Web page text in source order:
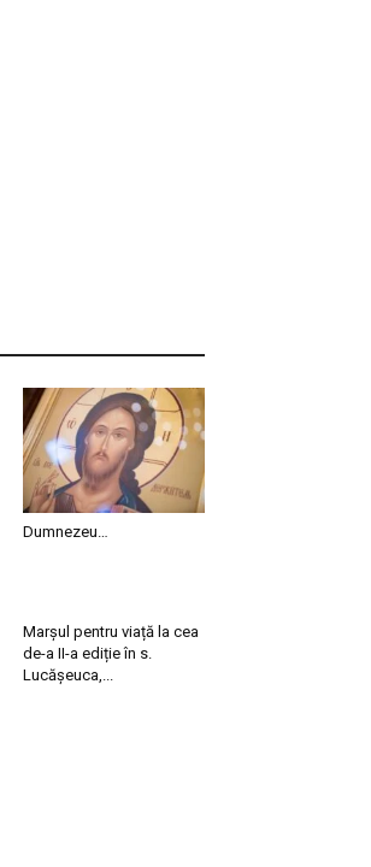
Dumnezeu…
Marșul pentru viață la cea
de-a II-a ediție în s.
Lucășeuca,...